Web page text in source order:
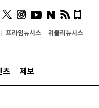
프라임뉴시스 위클리뉴시스
츠 제보